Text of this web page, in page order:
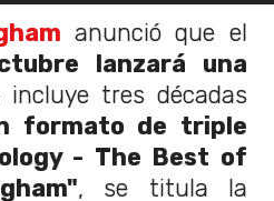
anunció que el
lanzará una
incluye tres décadas
formato de triple
- The Best of
, se titula la